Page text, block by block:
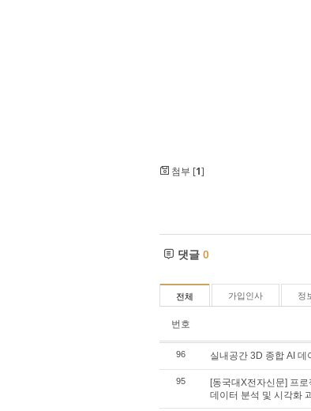
첨부 [1]
댓글 0
전체 가입인사 정
번호
96 실내공간 3D 종합 AI
95
[동국대X전자신문] 프
데이터 분석 및 시각화